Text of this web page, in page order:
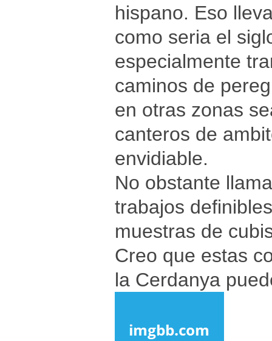
hispano. Eso
como seria el
especialmente
caminos de
en otras zonas
canteros de
envidiable.
No obstante
trabajos
muestras de
Creo que estas
la Cerdanya